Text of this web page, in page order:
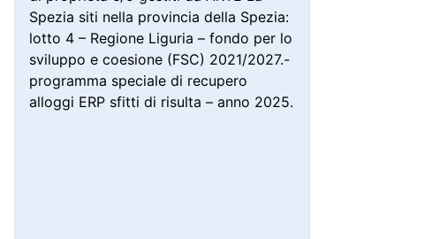
Spezia siti nella provincia della Spezia:
lotto 4 – Regione Liguria – fondo per lo
sviluppo e coesione (FSC) 2021/2027.-
programma speciale di recupero
alloggi ERP sfitti di risulta – anno 2025.